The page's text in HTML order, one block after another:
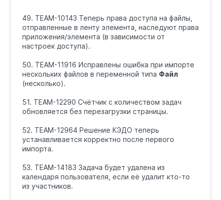
49. TEAM-10143 Теперь права доступа на файлы,
отправленные в ленту элемента, наследуют права
приложения/элемента (в зависимости от
настроек доступа).
50. TEAM-11916 Исправлены ошибка при импорте
нескольких файлов в переменной типа Файл
(несколько).
51. TEAM-12290 Счётчик с количеством задач
обновляется без перезагрузки страницы.
52. TEAM-12964 Решение КЭДО теперь
устанавливается корректно после первого
импорта.
53. TEAM-14183 Задача будет удалена из
календаря пользователя, если её удалит кто-то
из участников.